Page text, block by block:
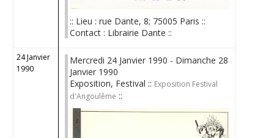
:: Lieu : rue Dante, 8; 75005 Paris ::
Contact : Librairie Dante ::
24 Janvier
1990
Mercredi 24 Janvier 1990 - Dimanche 28
Janvier 1990
Exposition, Festival :: Exposition Festival
d'Angoulême ::